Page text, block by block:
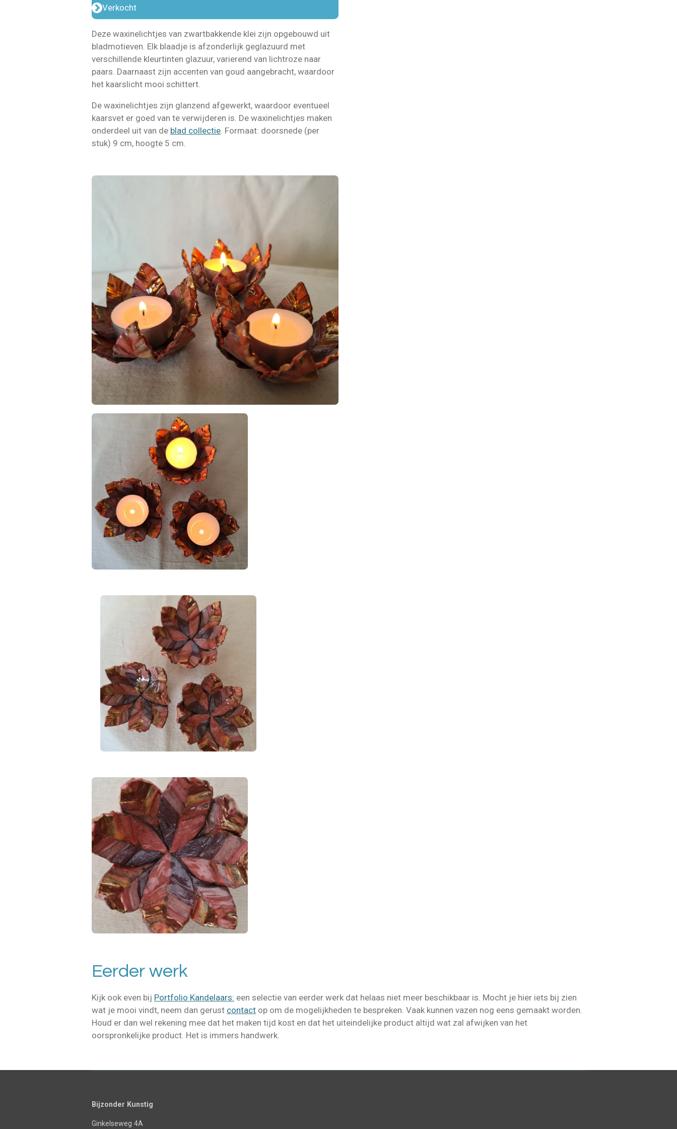
Verkocht
Deze waxinelichtjes van zwartbakkende klei zijn opgebouwd uit
bladmotieven. Elk blaadje is afzonderlijk geglazuurd met
verschillende kleurtinten glazuur, varierend van lichtroze naar
paars. Daarnaast zijn accenten van goud aangebracht, waardoor
het kaarslicht mooi schittert.
De waxinelichtjes zijn glanzend afgewerkt, waardoor eventueel
kaarsvet er goed van te verwijderen is. De waxinelichtjes maken
onderdeel uit van de blad collectie . Formaat: doorsnede (per
stuk) 9 cm, hoogte 5 cm.
Eerder werk
Kijk ook even bij Portfolio Kandelaars: een selectie van eerder werk dat helaas niet meer beschikbaar is. Mocht je hier iets bij zien
wat je mooi vindt, neem dan gerust contact op om de mogelijkheden te bespreken. Vaak kunnen vazen nog eens gemaakt worden.
Houd er dan wel rekening mee dat het maken tijd kost en dat het uiteindelijke product altijd wat zal afwijken van het
oorspronkelijke product. Het is immers handwerk.
Bijzonder Kunstig
Ginkelseweg 4A